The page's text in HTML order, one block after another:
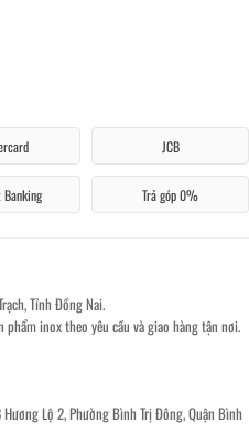
JCB
Trả góp 0%
Tỉnh Đồng Nai.
inox theo yêu cầu và giao hàng tận nơi.
Lộ 2, Phường Bình Trị Đông, Quận Bình